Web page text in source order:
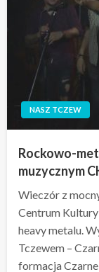
NASZ TCZEW
Rockowo-
muzycznym
Wieczór z
Centrum
heavy metalu.
Tczewem –
formacja